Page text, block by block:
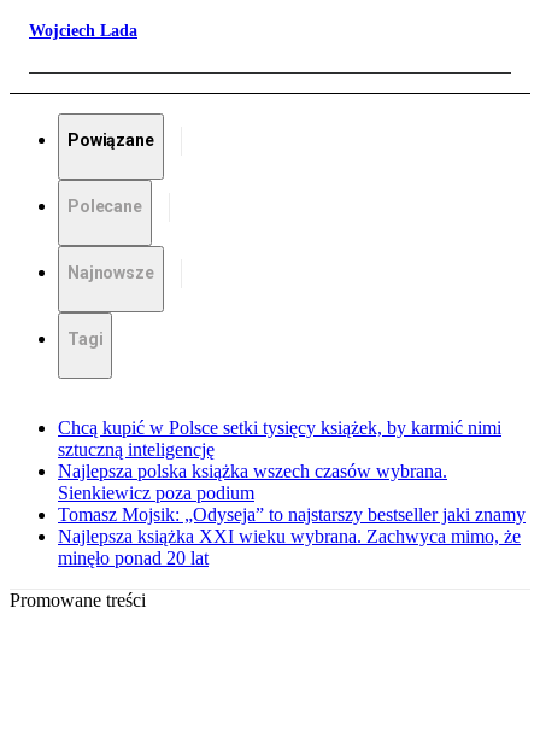
Wojciech Lada
Powiązane
Polecane
Najnowsze
Tagi
Chcą kupić w Polsce setki tysięcy książek, by karmić nimi
sztuczną inteligencję
Najlepsza polska książka wszech czasów wybrana.
Sienkiewicz poza podium
Tomasz Mojsik: „Odyseja” to najstarszy bestseller jaki znamy
Najlepsza książka XXI wieku wybrana. Zachwyca mimo, że
minęło ponad 20 lat
Promowane treści